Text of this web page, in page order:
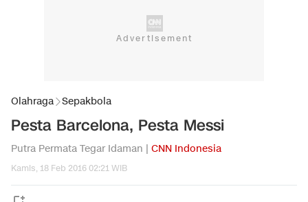
Olahraga Sepakbola
Pesta Barcelona, Pesta Messi
Putra Permata Tegar Idaman | CNN Indonesia
Kamis, 18 Feb 2016 02:21 WIB